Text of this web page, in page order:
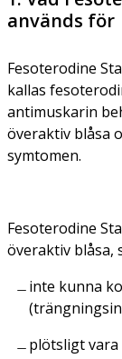
används för
Fesoterodine
kallas
antimuskarin
överaktiv blåsa
symtomen.
Fesoterodine
överaktiv blåsa,
inte kunna
plötsligt